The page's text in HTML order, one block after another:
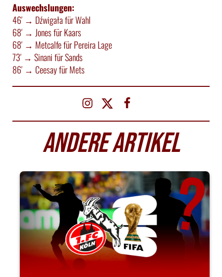
Auswechslungen:
46′ → Dźwigała für Wahl
68′ → Jones für Kaars
68′ → Metcalfe für Pereira Lage
73′ → Sinani für Sands
86′ → Ceesay für Mets
ANDERE ARTIKEL